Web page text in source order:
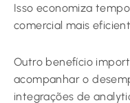
Isso economiza
comercial mais
Outro benefício
acompanhar o
integrações de